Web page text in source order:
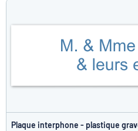
Plaque interphone - plastique